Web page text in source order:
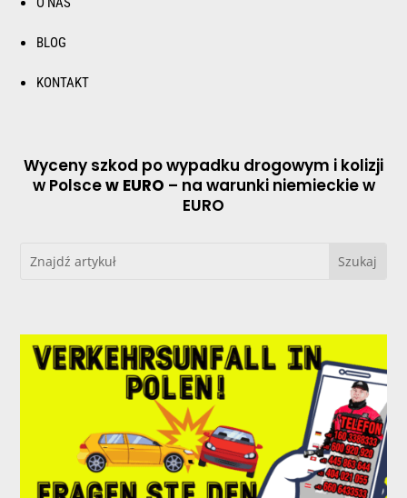
BLOG
KONTAKT
Wyceny szkod po wypadku drogowym i kolizji
w Polscew EURO – na warunki niemieckie w
EURO